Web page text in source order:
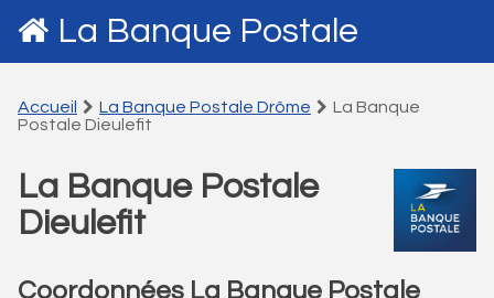
La Banque Postale
Accueil La Banque Postale Drôme
La Banque
Postale Dieulefit
La Banque Postale
Dieulefit
Coordonnées La Banque Postale